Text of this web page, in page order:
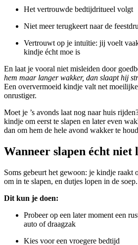
Het vertrouwde bedtijdritueel volgt
Niet meer terugkeert naar de
Vertrouwt op je intuïtie: jij voelt
kindje écht moe is
En laat je vooral niet misleiden door
hem maar langer wakker, dan slaapt hij
Een oververmoeid kindje valt net
onrustiger.
Moet je ’s avonds laat nog naar huis
kindje om eerst te slapen en later even
dan om hem de hele avond wakker te
Wanneer slapen écht niet
Soms gebeurt het gewoon: je kindje
om in te slapen, en dutjes lopen in de
Dit kun je doen:
Probeer op een later moment een
auto of draagzak
Kies voor een vroegere bedtijd